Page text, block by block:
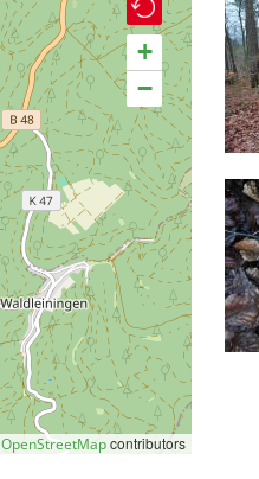
+
−
OpenStreetMapcontributors